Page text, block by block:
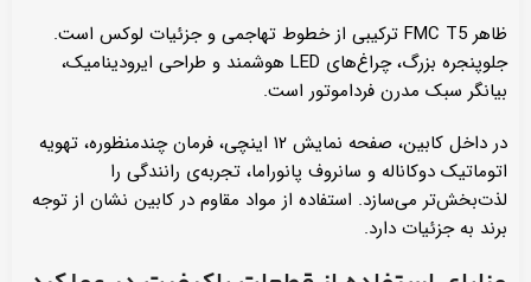
ظاهر FMC T5 ترکیبی از خطوط تهاجمی و جزئیات لوکس است.
جلوپنجره بزرگ، چراغ‌های LED هوشمند و طراحی ایرودینامیک،
بیانگر سبک مدرن فرداموتور است.
در داخل کابین، صفحه نمایش ۱۲ اینچی، فرمان چندمنظوره، تهویه
اتوماتیک دو‌کاناله و سانروف پانوراما، تجربه‌ی رانندگی را
لذت‌بخش‌تر می‌سازد. استفاده از مواد مقاوم در کابین نشان از توجه
برند به جزئیات دارد.